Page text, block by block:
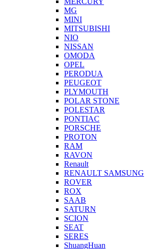
MG
MINI
MITSUBISHI
NIO
NISSAN
OMODA
OPEL
PERODUA
PEUGEOT
PLYMOUTH
POLAR STONE
POLESTAR
PONTIAC
PORSCHE
PROTON
RAM
RAVON
Renault
RENAULT SAMSUNG
ROVER
ROX
SAAB
SATURN
SCION
SEAT
SERES
ShuangHuan